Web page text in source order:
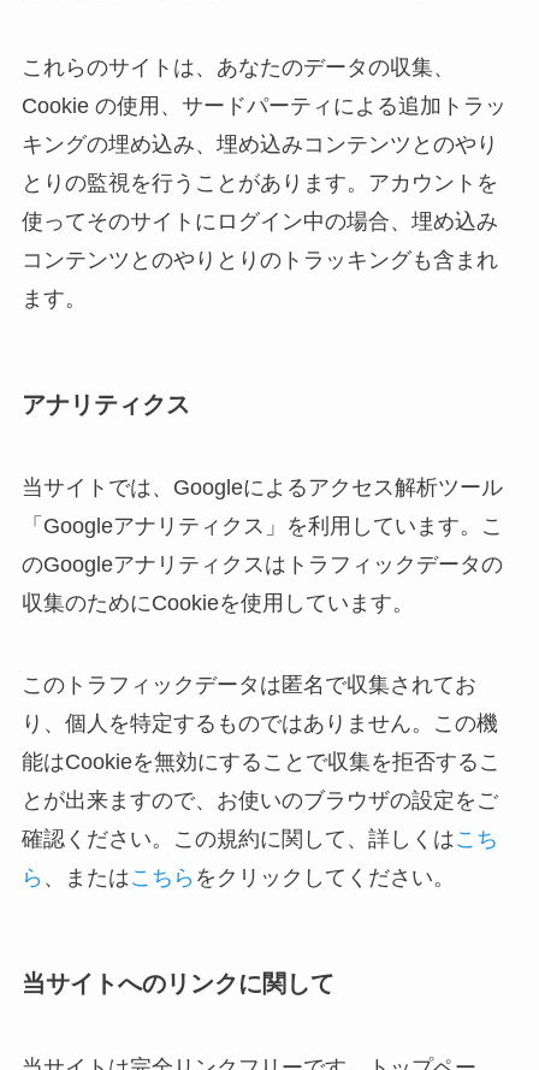
これらのサイトは、あなたのデータの収集、
Cookie の使用、サードパーティによる追加トラッ
キングの埋め込み、埋め込みコンテンツとのやり
とりの監視を行うことがあります。アカウントを
使ってそのサイトにログイン中の場合、埋め込み
コンテンツとのやりとりのトラッキングも含まれ
ます。
アナリティクス
当サイトでは、Googleによるアクセス解析ツール
「Googleアナリティクス」を利用しています。こ
のGoogleアナリティクスはトラフィックデータの
収集のためにCookieを使用しています。
このトラフィックデータは匿名で収集されてお
り、個人を特定するものではありません。この機
能はCookieを無効にすることで収集を拒否するこ
とが出来ますので、お使いのブラウザの設定をご
確認ください。この規約に関して、詳しくはこち
ら 、またはこちら をクリックしてください。
当サイトへのリンクに関して